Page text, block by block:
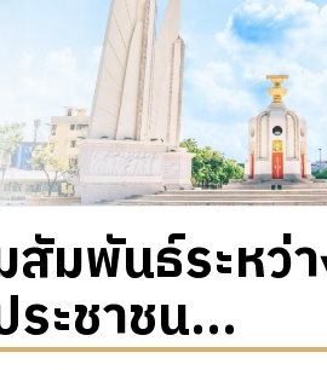
มพันธ์ระหว่า
ะชาชน...